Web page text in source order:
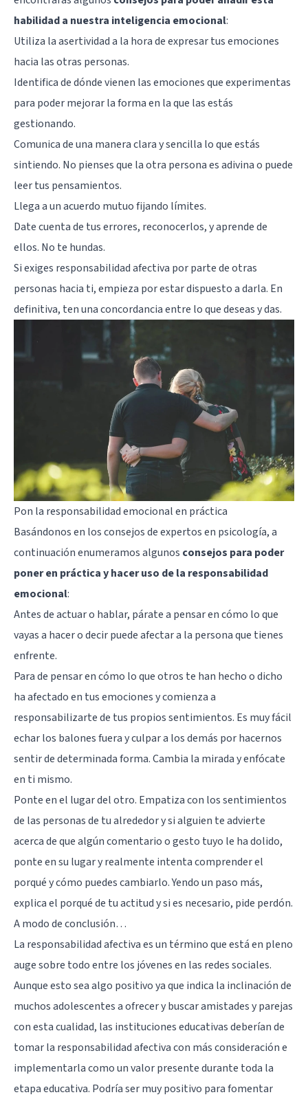
habilidad a nuestra inteligencia emocional:
Utiliza la asertividad a la hora de expresar tus emociones
hacia las otras personas.
Identifica de dónde vienen las emociones que experimentas
para poder mejorar la forma en la que las estás
gestionando.
Comunica de una manera clara y sencilla lo que estás
sintiendo. No pienses que la otra persona es adivina o puede
leer tus pensamientos.
Llega a un acuerdo mutuo fijando límites.
Date cuenta de tus errores, reconocerlos, y aprende de
ellos. No te hundas.
Si exiges responsabilidad afectiva por parte de otras
personas hacia ti, empieza por estar dispuesto a darla. En
definitiva, ten una concordancia entre lo que deseas y das.
Pon la responsabilidad emocional en práctica
Basándonos en los consejos de expertos en psicología, a
continuación enumeramos algunos consejos para poder
poner en práctica y hacer uso de la responsabilidad
emocional:
Antes de actuar o hablar, párate a pensar en cómo lo que
vayas a hacer o decir puede afectar a la persona que tienes
enfrente.
Para de pensar en cómo lo que otros te han hecho o dicho
ha afectado en tus emociones y comienza a
responsabilizarte de tus propios sentimientos. Es muy fácil
echar los balones fuera y culpar a los demás por hacernos
sentir de determinada forma. Cambia la mirada y enfócate
en ti mismo.
Ponte en el lugar del otro. Empatiza con los sentimientos
de las personas de tu alrededor y si alguien te advierte
acerca de que algún comentario o gesto tuyo le ha dolido,
ponte en su lugar y realmente intenta comprender el
porqué y cómo puedes cambiarlo. Yendo un paso más,
explica el porqué de tu actitud y si es necesario, pide perdón.
A modo de conclusión…
La responsabilidad afectiva es un término que está en pleno
auge sobre todo entre los jóvenes en las redes sociales.
Aunque esto sea algo positivo ya que indica la inclinación de
muchos adolescentes a ofrecer y buscar amistades y parejas
con esta cualidad, las instituciones educativas deberían de
tomar la responsabilidad afectiva con más consideración e
implementarla como un valor presente durante toda la
etapa educativa. Podría ser muy positivo para fomentar